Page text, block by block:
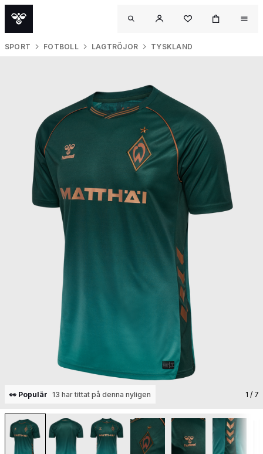
SPORT FOTBOLL LAGTRÖJOR TYSKLAND
👀 Populär 13 har tittat på denna nyligen 1 / 7